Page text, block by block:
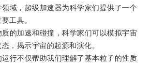
，超级加速器为科学家们提供了一个
工具。
加速和碰撞，科学家们可以模拟宇宙
，揭示宇宙的起源和演化。
不仅帮助我们理解了基本粒子的性质